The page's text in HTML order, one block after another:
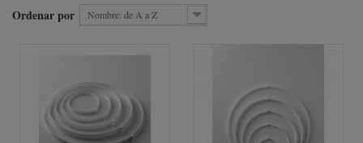
Ordenar por Nombre: de A a Z